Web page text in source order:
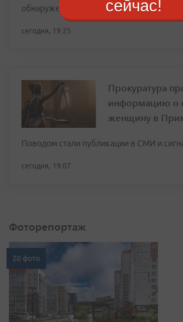
обнаружен западный цветочный трипс
сегодня, 19:25
Прокуратура
информацию о
женщину в
Поводом стали публикации в СМИ и
сегодня, 19:07
Фоторепортаж
20 фото
сейчас!